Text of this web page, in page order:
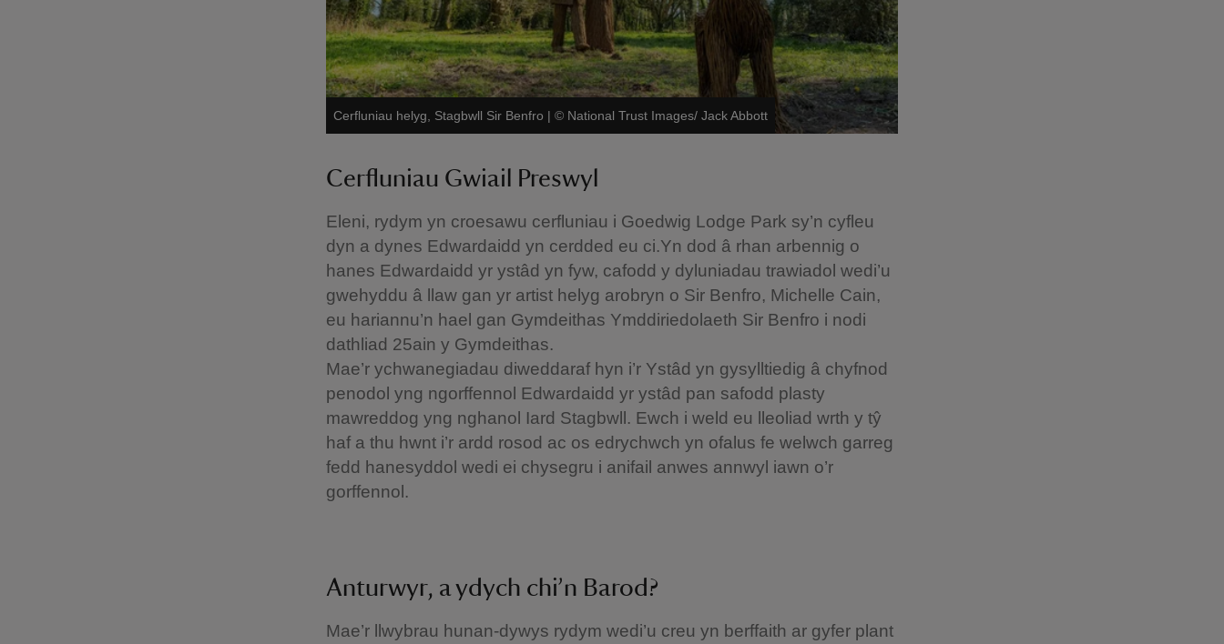
Cerfluniau helyg, Stagbwll Sir Benfro | © National Trust Images/ Jack Abbott
Cerfluniau Gwiail Preswyl
Eleni, rydym yn croesawu cerfluniau i Goedwig Lodge Park sy’n cyfleu
dyn a dynes Edwardaidd yn cerdded eu ci.Yn dod â rhan arbennig o
hanes Edwardaidd yr ystâd yn fyw, cafodd y dyluniadau trawiadol wedi’u
gwehyddu â llaw gan yr artist helyg arobryn o Sir Benfro, Michelle Cain,
eu hariannu’n hael gan Gymdeithas Ymddiriedolaeth Sir Benfro i nodi
dathliad 25ain y Gymdeithas.
Mae’r ychwanegiadau diweddaraf hyn i’r Ystâd yn gysylltiedig â chyfnod
penodol yng ngorffennol Edwardaidd yr ystâd pan safodd plasty
mawreddog yng nghanol Iard Stagbwll. Ewch i weld eu lleoliad wrth y tŷ
haf a thu hwnt i’r ardd rosod ac os edrychwch yn ofalus fe welwch garreg
fedd hanesyddol wedi ei chysegru i anifail anwes annwyl iawn o’r
gorffennol.
Anturwyr, a ydych chi’n Barod?
Mae’r llwybrau hunan-dywys rydym wedi’u creu yn berffaith ar gyfer plant